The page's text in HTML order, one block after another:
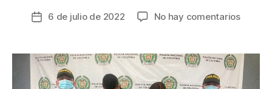
Fecha
entrada
6 de julio de 2022 No hay comentariosen
en
el